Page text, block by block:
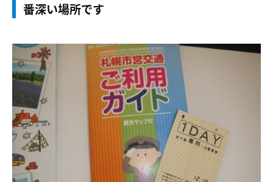
番深い場所です